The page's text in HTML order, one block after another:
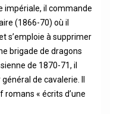
impériale, il commande
(1866-70) où il
s’emploie à supprimer
brigade de dragons
de 1870-71, il
de cavalerie. Il
romans « écrits d’une